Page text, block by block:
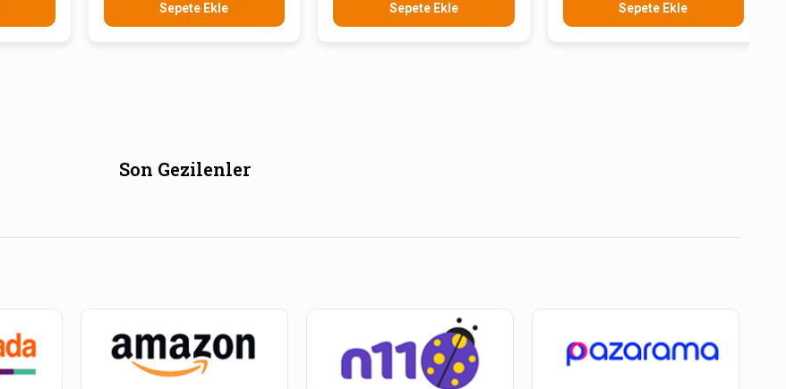
Sepete Ekle Sepete Ekle Sepete Ekle
Son Gezilenler